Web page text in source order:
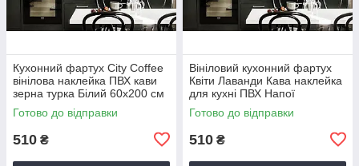
Кухонний фартух City Coffee
вінілова наклейка ПВХ кави
зерна турка Білий 60х200 см
Happy Pocket Z180814
Готово до відправки
510 ₴
Вініловий кухонний фартух
Квіти Лаванди Кава наклейка
для кухні ПВХ Напої
Фіолетовий Happy Pocket
Z181704
Готово до відправки
510 ₴